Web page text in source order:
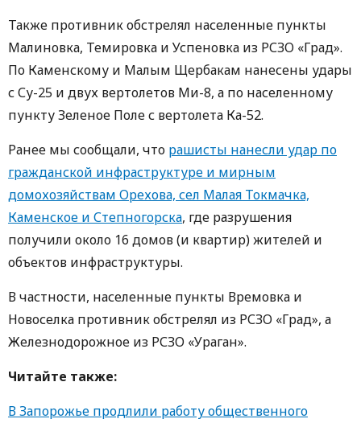
Также противник обстрелял населенные пункты
Малиновка, Темировка и Успеновка из РСЗО «Град».
По Каменскому и Малым Щербакам нанесены удары
с Су-25 и двух вертолетов Ми-8, а по населенному
пункту Зеленое Поле с вертолета Ка-52.
Ранее мы сообщали, что рашисты нанесли удар по
гражданской инфраструктуре и мирным
домохозяйствам Орехова, сел Малая Токмачка,
Каменское и Степногорска, где разрушения
получили около 16 домов (и квартир) жителей и
объектов инфраструктуры.
В частности, населенные пункты Времовка и
Новоселка противник обстрелял из РСЗО «Град», а
Железнодорожное из РСЗО «Ураган».
Читайте также:
В Запорожье продлили работу общественного